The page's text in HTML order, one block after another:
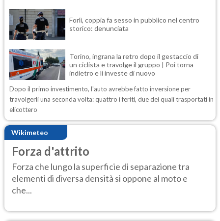
Forlì, coppia fa sesso in pubblico nel centro
storico: denunciata
Torino, ingrana la retro dopo il gestaccio di
un ciclista e travolge il gruppo | Poi torna
indietro e li investe di nuovo
Dopo il primo investimento, l'auto avrebbe fatto inversione per
travolgerli una seconda volta: quattro i feriti, due dei quali trasportati in
elicottero
Wikimeteo
Forza d'attrito
Forza che lungo la superficie di separazione tra
elementi di diversa densità si oppone al moto e
che...